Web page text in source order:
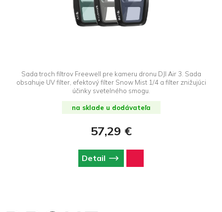
Sada troch filtrov Freewell pre kameru dronu DJI Air 3. Sada
obsahuje UV filter, efektový filter Snow Mist 1/4 a filter znižujúci
účinky svetelného smogu.
na sklade u dodávateľa
57,29 €
Detail